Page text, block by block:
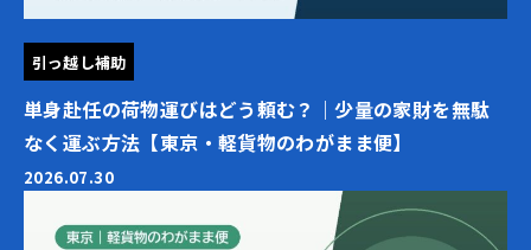
引っ越し補助
単身赴任の荷物運びはどう頼む？｜少量の家財を無駄
なく運ぶ方法【東京・軽貨物のわがまま便】
2026.07.30